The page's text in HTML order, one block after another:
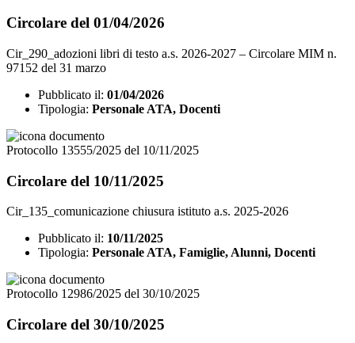
Circolare del 01/04/2026
Cir_290_adozioni libri di testo a.s. 2026-2027 – Circolare MIM n.
97152 del 31 marzo
Pubblicato il: 01/04/2026
Tipologia: Personale ATA, Docenti
Protocollo 13555/2025 del 10/11/2025
Circolare del 10/11/2025
Cir_135_comunicazione chiusura istituto a.s. 2025-2026
Pubblicato il: 10/11/2025
Tipologia: Personale ATA, Famiglie, Alunni, Docenti
Protocollo 12986/2025 del 30/10/2025
Circolare del 30/10/2025